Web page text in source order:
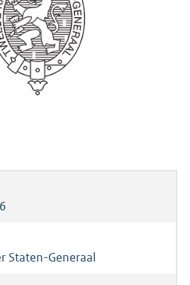
Staten-Generaal